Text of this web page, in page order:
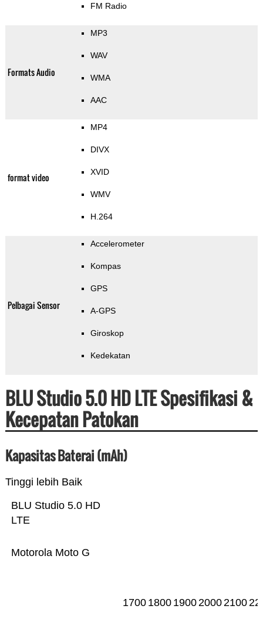
FM Radio
Formats Audio
MP3
WAV
WMA
AAC
format video
MP4
DIVX
XVID
WMV
H.264
Pelbagai Sensor
Accelerometer
Kompas
GPS
A-GPS
Giroskop
Kedekatan
BLU Studio 5.0 HD LTE Spesifikasi &
Kecepatan Patokan
Kapasitas Baterai (mAh)
Tinggi lebih Baik
Motorola Moto G
BLU Studio 5.0 HD
LTE
1700 1800 190020002100